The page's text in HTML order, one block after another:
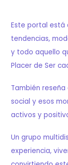
Este portal está
tendencias,
y todo aquello
Placer de Ser
También
social y esos
activos y
Un grupo
experiencia,